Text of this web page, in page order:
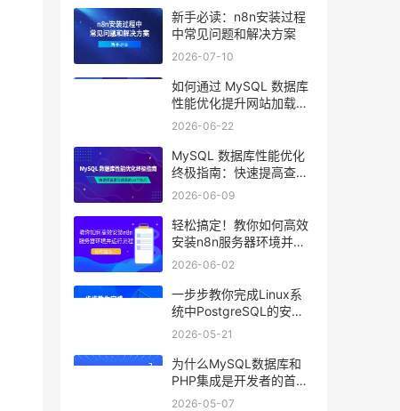
新手必读：n8n安装过程
中常见问题和解决方案
2026-07-10
如何通过 MySQL 数据库
性能优化提升网站加载速
度？
2026-06-22
MySQL 数据库性能优化
终极指南：快速提高查询
效率的10个技巧
2026-06-09
轻松搞定！教你如何高效
安装n8n服务器环境并运
行流程
2026-06-02
一步步教你完成Linux系
统中PostgreSQL的安装
与优化
2026-05-21
为什么MySQL数据库和
PHP集成是开发者的首
选？
2026-05-07